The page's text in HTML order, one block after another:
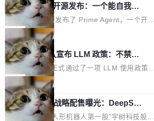
键的是 FA2 的持久性...
（OHDD：OpenHarmony Hardware Develope
r Day）将在杭州启航。活动面向智能硬件产业
链企业和开发者，邀请行业专家与资深技术顾
问，围绕开源鸿蒙技术能力、设备适配、芯片适
配、功耗与稳定性调优、兼容性测评及统一互联
等内容展开系统讲解和实战交流，帮助企业进一
步了解开源鸿蒙在智能...
障无法工作。Pages、Copilot code review、C
opilot coding agent 全部受影响。从检测到完全
恢复，大约 12 小时。 这是 2026 年 8 月的第六
起事故，其中四起与 AI/Copilot 服务相关。 Git
Hub 员工 kdaigle 在 HN 讨论中贴出了一组数
据：2025 年全年 10 亿次 commit。现在，每周
2.75 亿次，全年预计 140 亿次。GitHub...
Prime Agent 开源发布：一个能自我改
进的编程 Agent，ARC-AGI 3 超越人类
专家基线
Prime Intellect 发布了 Prime Agent，一个开源
的编程 Agent Harness，核心设计围绕两个抽
象：Recursive Language Model（RLM）和 C
ontinual Harness。在 ARC-AGI 3 基准测试
上，Prime Agent + Opus 5 的组合达到了 95.
5% RHAE Best@1，超过了 ARC 报告的人类专
家基线 95.4%。 不是又一个 coding agent 包装
器 Prime Agent 的架构和市面上大多数 coding
agent 有本质区别。大多数 agent harness 的设
局
Rust 项目团队宣布 LLM 政策：不禁
止，但你要承认哪些代码不是你写的
Rust 语言项目正式通过了一项 LLM 使用政策，
覆盖 rust-lang/rust 单一仓库的代码贡献。这不
是项目级别的官方立场，目前由五个团队采纳，
但它可能是主流开源项目中关于 AI 辅助贡献最
细致的一份规则。 政策的核心只有一句话：LLM
局
宇树科技 IPO 战略配售曝光：DeepSe
ek 获配 93.3 万股，锁定 36 个月
8月6日晚间，“人形机器人第一股”宇树科技股份